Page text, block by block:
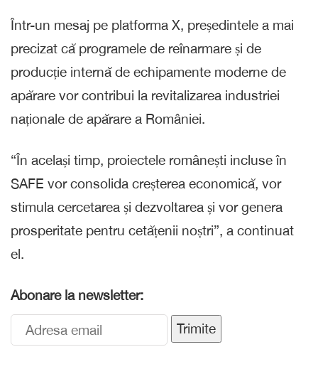
Într-un mesaj pe platforma X, președintele a mai
precizat că programele de reînarmare și de
producție internă de echipamente moderne de
apărare vor contribui la revitalizarea industriei
naționale de apărare a României.
“În același timp, proiectele românești incluse în
SAFE vor consolida creșterea economică, vor
stimula cercetarea și dezvoltarea și vor genera
prosperitate pentru cetățenii noștri”, a continuat
el.
Abonare la newsletter:
Trimite